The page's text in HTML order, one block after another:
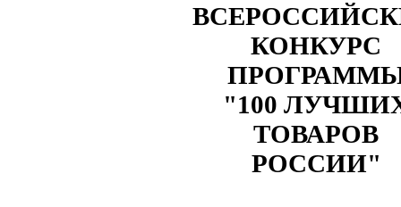
КОНКУРС
"100
ТОВАРОВ
РОССИИ"